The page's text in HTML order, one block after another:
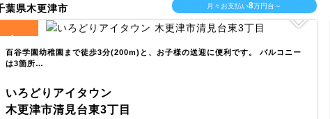
葉県木更津市 月々お支払い8万円台～
1
百谷学園幼稚園まで徒歩3分(200m)と、お子様の送迎に便利です。 バルコニー
は3箇所…
いろどりアイタウン
木更津市清見台東3丁目